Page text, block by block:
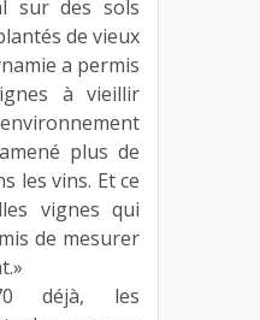
sur des sols
de vieux
a permis
à vieillir
plus de
les vins. Et ce
vignes qui
de mesurer
déjà, les